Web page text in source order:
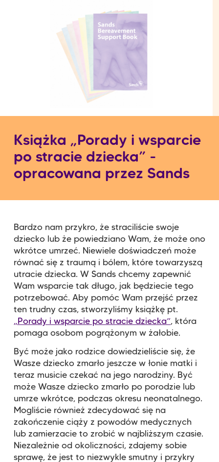
Książka „Porady i wsparcie
po stracie dziecka” -
opracowana przez Sands
Bardzo nam przykro, że straciliście swoje
dziecko lub że powiedziano Wam, że może ono
wkrótce umrzeć. Niewiele doświadczeń może
równać się z traumą i bólem, które towarzyszą
utracie dziecka. W Sands chcemy zapewnić
Wam wsparcie tak długo, jak będziecie tego
potrzebować. Aby pomóc Wam przejść przez
ten trudny czas, stworzyliśmy książkę pt.
„Porady i wsparcie po stracie dziecka”, która
pomaga osobom pogrążonym w żałobie.
Być może jako rodzice dowiedzieliście się, że
Wasze dziecko zmarło jeszcze w łonie matki i
teraz musicie czekać na jego narodziny. Być
może Wasze dziecko zmarło po porodzie lub
umrze wkrótce, podczas okresu neonatalnego.
Mogliście również zdecydować się na
zakończenie ciąży z powodów medycznych
lub zamierzacie to zrobić w najbliższym czasie.
Niezależnie od okoliczności, zdajemy sobie
sprawę, że jest to niezwykle smutny i przykry